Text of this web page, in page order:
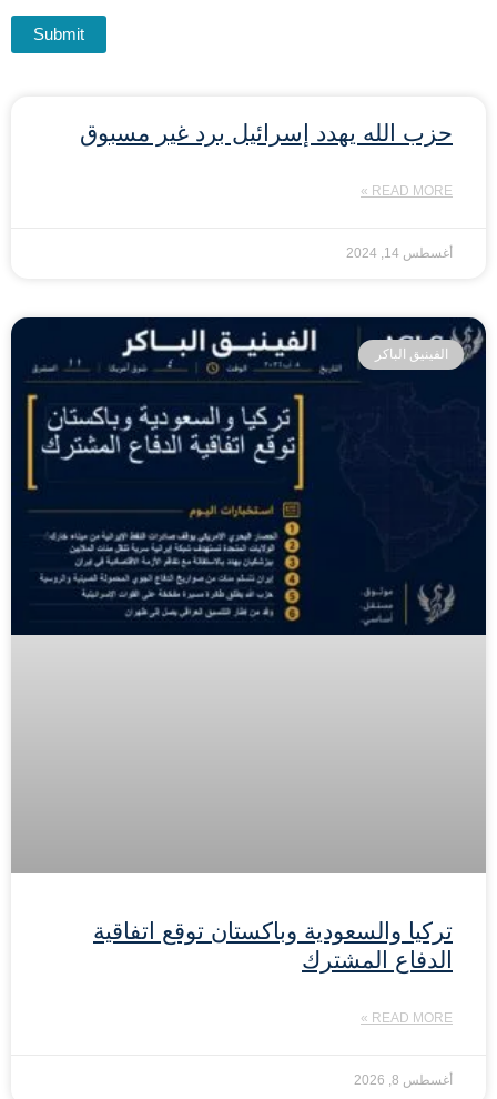
حزب الله يهدد إسرائيل برد غير مسبوق
READ MORE »
أغسطس 14, 2024
الفينيق الباكر
تركيا والسعودية وباكستان توقع اتفاقية
الدفاع المشترك
READ MORE »
أغسطس 8, 2026